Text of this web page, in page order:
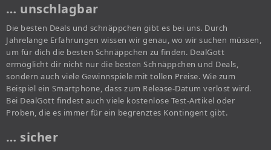
… unschlagbar
Die besten Deals und schnäppchen gibt es bei uns. Durch
Jahrelange Erfahrungen wissen wir genau, wo wir suchen müssen,
um für dich die besten Schnäppchen zu finden. DealGott
ermöglicht dir nicht nur die besten Schnäppchen und Deals,
sondern auch viele Gewinnspiele mit tollen Preise. Wie zum
Beispiel ein Smartphone, dass zum Release-Datum verlost wird.
Bei DealGott findest auch viele kostenlose Test-Artikel oder
Proben, die es immer für ein begrenztes Kontingent gibt.
… sicher